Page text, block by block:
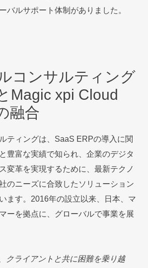
バルサポート体制がありました。
コンサルティング
Magic xpi Cloud
融合
ティングは、SaaS ERPの導入に関
豊富な実績で知られ、企業のデジタ
変革を実現するために、最新テクノ
のニーズに合致したソリューション
ます。2016年の設立以来、日本、マ
ーを拠点に、グローバルで事業を展
クライアントと共に困難を乗り越